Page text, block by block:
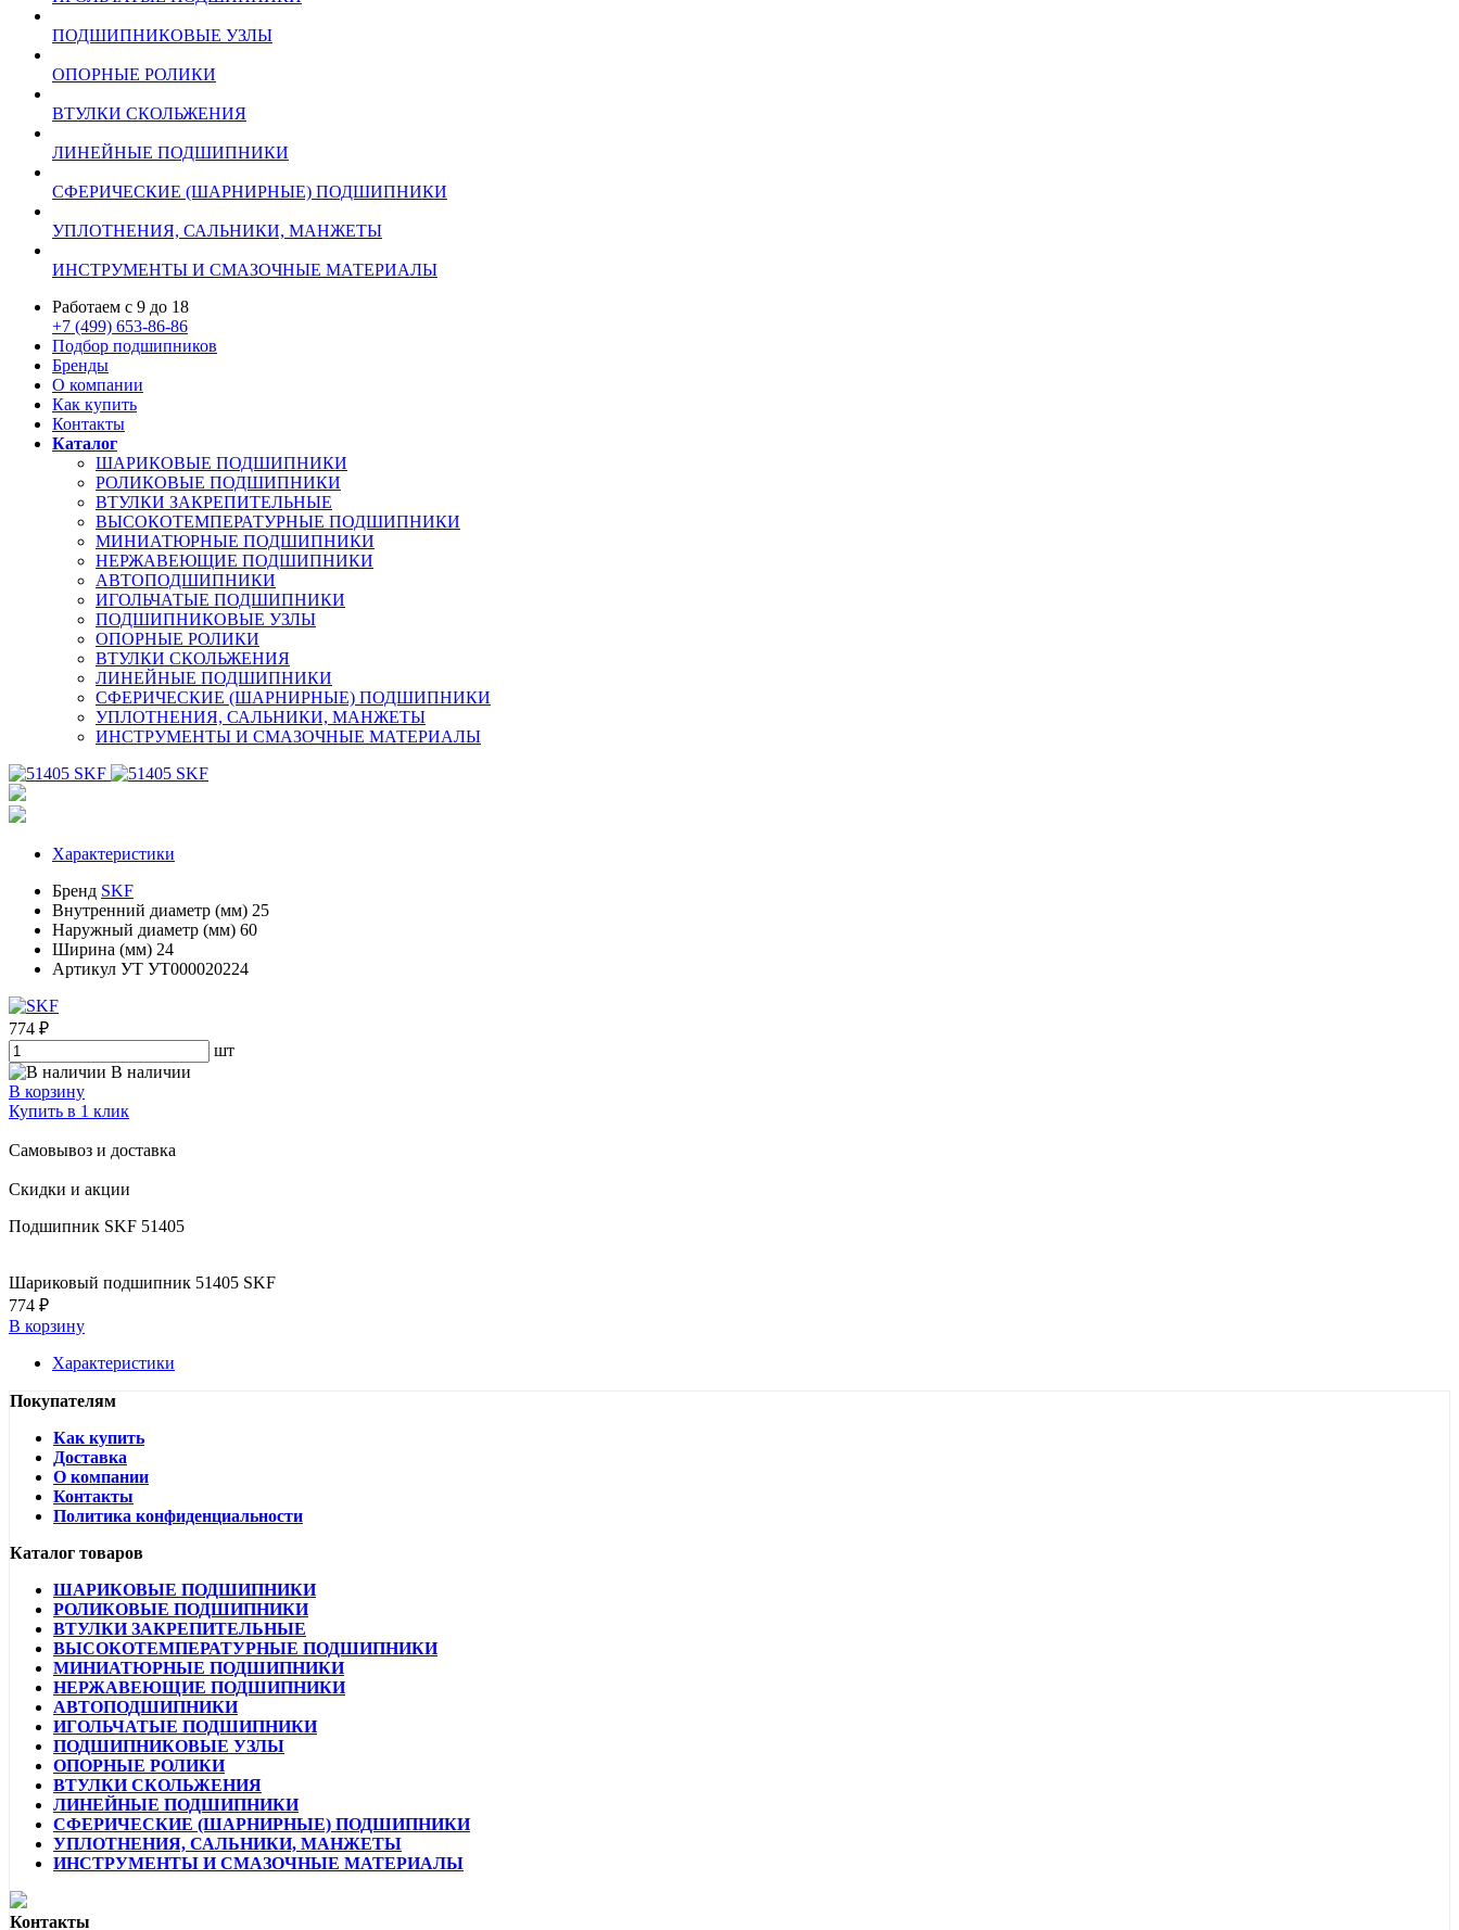
ПОДШИПНИКОВЫЕ УЗЛЫ
ОПОРНЫЕ РОЛИКИ
ВТУЛКИ СКОЛЬЖЕНИЯ
ЛИНЕЙНЫЕ ПОДШИПНИКИ
СФЕРИЧЕСКИЕ (ШАРНИРНЫЕ) ПОДШИПНИКИ
УПЛОТНЕНИЯ, САЛЬНИКИ, МАНЖЕТЫ
ИНСТРУМЕНТЫ И СМАЗОЧНЫЕ МАТЕРИАЛЫ
Работаем с 9 до 18
+7 (499) 653-86-86
Подбор подшипников
Бренды
О компании
Как купить
Контакты
Каталог
ШАРИКОВЫЕ ПОДШИПНИКИ
РОЛИКОВЫЕ ПОДШИПНИКИ
ВТУЛКИ ЗАКРЕПИТЕЛЬНЫЕ
ВЫСОКОТЕМПЕРАТУРНЫЕ ПОДШИПНИКИ
МИНИАТЮРНЫЕ ПОДШИПНИКИ
НЕРЖАВЕЮЩИЕ ПОДШИПНИКИ
АВТОПОДШИПНИКИ
ИГОЛЬЧАТЫЕ ПОДШИПНИКИ
ПОДШИПНИКОВЫЕ УЗЛЫ
ОПОРНЫЕ РОЛИКИ
ВТУЛКИ СКОЛЬЖЕНИЯ
ЛИНЕЙНЫЕ ПОДШИПНИКИ
СФЕРИЧЕСКИЕ (ШАРНИРНЫЕ) ПОДШИПНИКИ
УПЛОТНЕНИЯ, САЛЬНИКИ, МАНЖЕТЫ
ИНСТРУМЕНТЫ И СМАЗОЧНЫЕ МАТЕРИАЛЫ
Характеристики
Бренд SKF
Внутренний диаметр (мм) 25
Наружный диаметр (мм) 60
Ширина (мм) 24
Артикул УТ УТ000020224
774 ₽
шт
В наличии
В корзину
Купить в 1 клик
Самовывоз и доставка
Скидки и акции
Подшипник SKF 51405
Шариковый подшипник 51405 SKF
774 ₽
В корзину
Характеристики
Покупателям
Как купить
Доставка
О компании
Контакты
Политика конфиденциальности
Каталог товаров
ШАРИКОВЫЕ ПОДШИПНИКИ
РОЛИКОВЫЕ ПОДШИПНИКИ
ВТУЛКИ ЗАКРЕПИТЕЛЬНЫЕ
ВЫСОКОТЕМПЕРАТУРНЫЕ ПОДШИПНИКИ
МИНИАТЮРНЫЕ ПОДШИПНИКИ
НЕРЖАВЕЮЩИЕ ПОДШИПНИКИ
АВТОПОДШИПНИКИ
ИГОЛЬЧАТЫЕ ПОДШИПНИКИ
ПОДШИПНИКОВЫЕ УЗЛЫ
ОПОРНЫЕ РОЛИКИ
ВТУЛКИ СКОЛЬЖЕНИЯ
ЛИНЕЙНЫЕ ПОДШИПНИКИ
СФЕРИЧЕСКИЕ (ШАРНИРНЫЕ) ПОДШИПНИКИ
УПЛОТНЕНИЯ, САЛЬНИКИ, МАНЖЕТЫ
ИНСТРУМЕНТЫ И СМАЗОЧНЫЕ МАТЕРИАЛЫ
Контакты